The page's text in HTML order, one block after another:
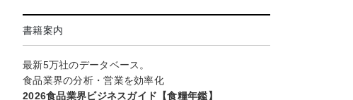
書籍案内
最新5万社のデータベース。
食品業界の分析・営業を効率化
2026食品業界ビジネスガイド【食糧年鑑】